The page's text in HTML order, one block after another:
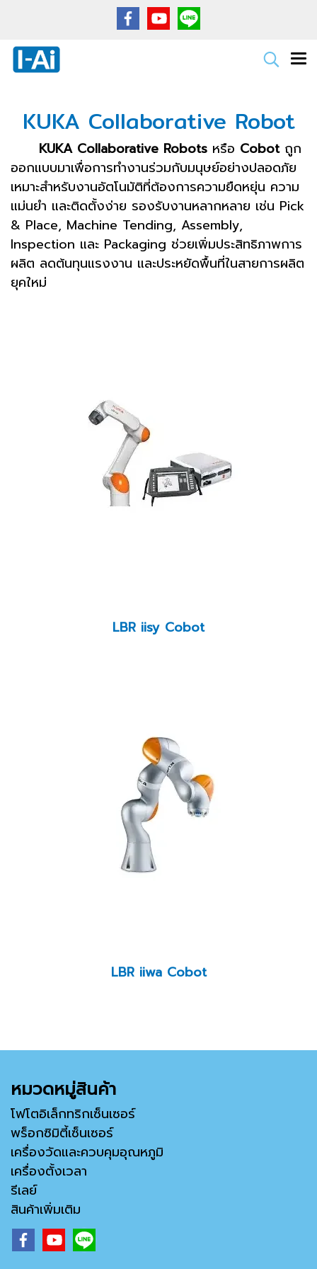
KUKA Collaborative Robot
KUKA Collaborative Robots หรือ Cobotถูก
ออกแบบมาเพื่อการทำงานร่วมกับมนุษย์อย่างปลอดภัย
เหมาะสำหรับงานอัตโนมัติที่ต้องการความยืดหยุ่น ความ
แม่นยำ และติดตั้งง่าย รองรับงานหลากหลาย เช่น Pick
& Place, Machine Tending, Assembly,
Inspection และ Packaging ช่วยเพิ่มประสิทธิภาพการ
ผลิต ลดต้นทุนแรงงาน และประหยัดพื้นที่ในสายการผลิต
ยุคใหม่
LBR iisy Cobot
LBR iiwa Cobot
หมวดหมู่สินค้า
โฟโตอิเล็กทริกเซ็นเซอร์
พร็อกซิมิตี้เซ็นเซอร์
เครื่องวัดและควบคุมอุณหภูมิ
เครื่องตั้งเวลา
รีเลย์
สินค้าเพิ่มเติม